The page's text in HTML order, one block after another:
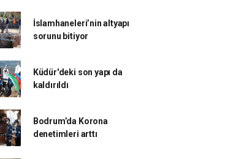
İslamhaneleri’nin altyapı
sorunu bitiyor
Küdür'deki son yapı da
kaldırıldı
Bodrum’da Korona
denetimleri arttı